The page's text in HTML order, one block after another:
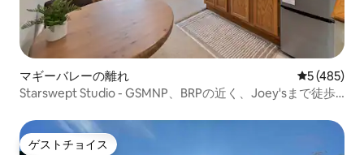
マギーバレーの離れ レビュー
5 (485)
Starswept Studio - GSMNP、BRPの近く、Joey'sまで徒歩
ゲストチョイス
ゲストチョイス